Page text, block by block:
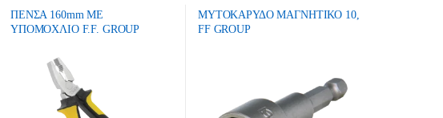
ΠΕΝΣΑ 160mm ΜΕ
ΥΠΟΜΟΧΛΙΟ F.F. GROUP
ΜΥΤΟΚΑΡΥΔΟ ΜΑΓΝΗΤΙΚΟ 10,
FF GROUP